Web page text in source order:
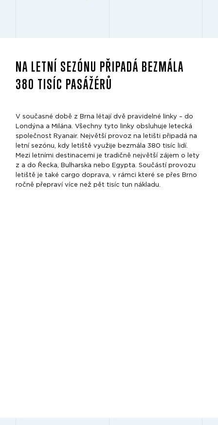
NA LETNÍ SEZÓNU PŘIPADÁ BEZMÁLA
380 TISÍC PASÁŽÉRŮ
V současné době z Brna létají dvě pravidelné linky – do
Londýna a Milána. Všechny tyto linky obsluhuje letecká
společnost Ryanair. Největší provoz na letišti připadá na
letní sezónu, kdy letiště využije bezmála 380 tisíc lidí.
Mezi letními destinacemi je tradičně největší zájem o lety
z a do Řecka, Bulharska nebo Egypta. Součástí provozu
letiště je také cargo doprava, v rámci které se přes Brno
ročně přepraví více než pět tisíc tun nákladu.